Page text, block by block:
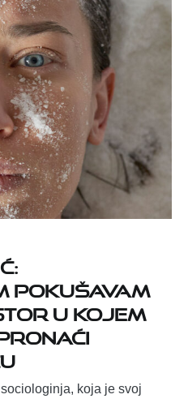
u kojem
koja je svoj